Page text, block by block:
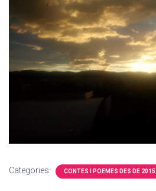
Categories: CONTES I POEMES DES DE 2015